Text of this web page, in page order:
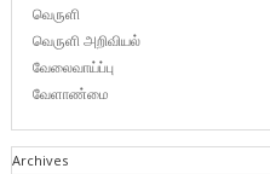
வெருளி
வெருளி அறிவியல்
வேலைவாய்ப்பு
வேளாண்மை
Archives